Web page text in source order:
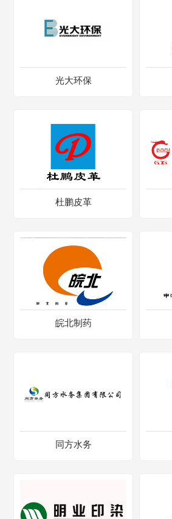
光大环保
杜鹏皮革
皖北制药
同方水务